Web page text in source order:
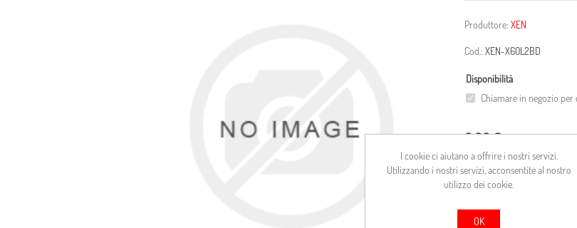
Produttore: XEN
Cod.: XEN-X60L2BD
Disponibilità
Chiamare in negozio
0,00 €
ACQUISTA
I cookie ci aiutano a offrire i nostri servizi.
Utilizzando i nostri servizi, acconsentite al nostro
utilizzo dei cookie.
OK